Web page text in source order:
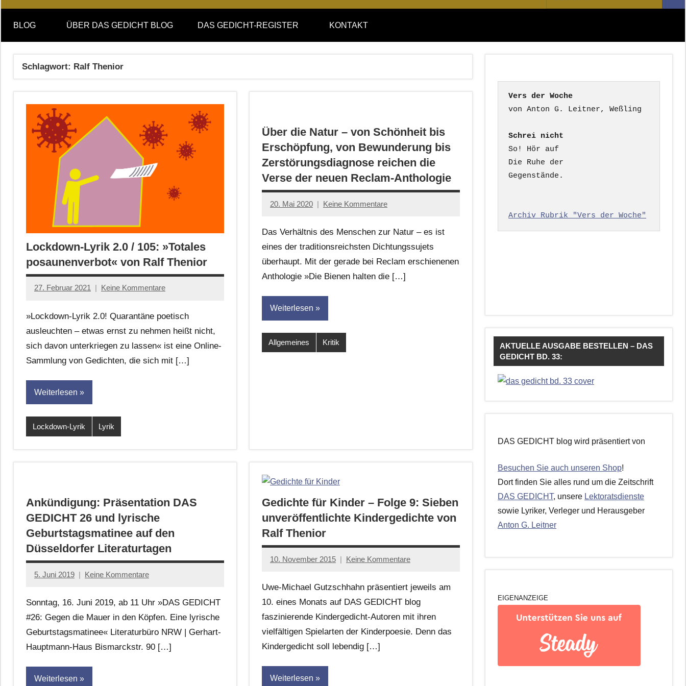
DAS
GEDICHT
blog
DAS
GEDICHT.
Zeitschrift
nach:
BLOG ÜBER DAS GEDICHT BLOG DAS GEDICHT-REGISTER KONTAKT
Schlagwort: Ralf Thenior
Lockdown-Lyrik 2.0 / 105: »Totales
posaunenverbot« von Ralf Thenior
27. Februar 2021
Anton
Leitner
Keine Kommentare
»Lockdown-Lyrik 2.0! Quarantäne poetisch
ausleuchten – etwas ernst zu nehmen heißt nicht,
sich davon unterkriegen zu lassen« ist eine Online-
Sammlung von Gedichten, die sich mit […]
Weiterlesen
Lockdown-Lyrik Lyrik
Über die Natur – von Schönheit bis
Erschöpfung, von Bewunderung bis
Zerstörungsdiagnose reichen die
Verse der neuen Reclam-Anthologie
20. Mai 2020
Jan-
Hornauer
für
dasgedichtblog
Keine Kommentare
Das Verhältnis des Menschen zur Natur – es ist
eines der traditionsreichsten Dichtungssujets
überhaupt. Mit der gerade bei Reclam erschienenen
Anthologie »Die Bienen halten die […]
Weiterlesen
Allgemeines Kritik
Ankündigung: Präsentation DAS
GEDICHT 26 und lyrische
Geburtstagsmatinee auf den
Düsseldorfer Literaturtagen
5. Juni 2019
Jan-
Hornauer
für
dasgedichtblog
Keine Kommentare
Sonntag, 16. Juni 2019, ab 11 Uhr »DAS GEDICHT
#26: Gegen die Mauer in den Köpfen. Eine lyrische
Geburtstagsmatinee« Literaturbüro NRW | Gerhart-
Hauptmann-Haus Bismarckstr. 90 […]
Weiterlesen
Gedichte für Kinder – Folge 9: Sieben
unveröffentlichte Kindergedichte von
Ralf Thenior
10. November 2015
Anton
Leitner
Keine Kommentare
Uwe-Michael Gutzschhahn präsentiert jeweils am
10. eines Monats auf DAS GEDICHT blog
faszinierende Kindergedicht-Autoren mit ihren
vielfältigen Spielarten der Kinderpoesie. Denn das
Kindergedicht soll lebendig […]
Weiterlesen
Vers der Woche
Schrei nicht
So! Hör auf
Die Ruhe der
Gegenstände.
Archiv Rubrik "Vers der Woche"
AKTUELLE AUSGABE BESTELLEN – DAS
GEDICHT BD. 33:
DAS GEDICHT blog wird präsentiert von
Besuchen Sie auch unseren Shop!
Dort finden Sie alles rund um die Zeitschrift
DAS GEDICHT, unsere Lektoratsdienste
sowie Lyriker, Verleger und Herausgeber
Anton G. Leitner
EIGENANZEIGE